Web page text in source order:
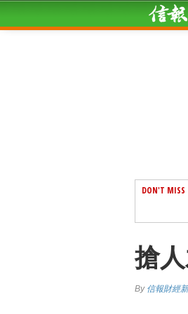
DON'T MISS
搶
By 信報財經